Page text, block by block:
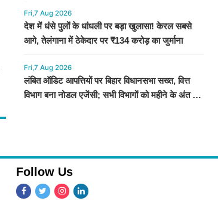
Fri,7 Aug 2026
देश में धंसे पुलों के धांधली पर बड़ा खुलासा! केरल सबसे
आगे, तेलंगाना में ठेकेदार पर ₹134 करोड़ का जुर्माना
Fri,7 Aug 2026
लंबित ऑडिट आपत्तियों पर बिहार विधानसभा सख्त, वित्त
विभाग बना नोडल एजेंसी; सभी विभागों को महीने के अंत तक
Follow Us